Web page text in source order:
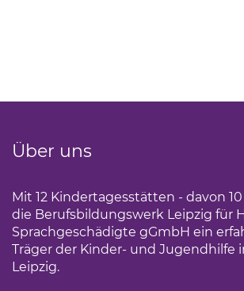
Über uns
Mit 12 Kindertagesstätten - davon
die Berufsbildungswerk Leipzig für
Sprachgeschädigte gGmbH ein
Träger der Kinder- und Jugendhilfe
Leipzig.